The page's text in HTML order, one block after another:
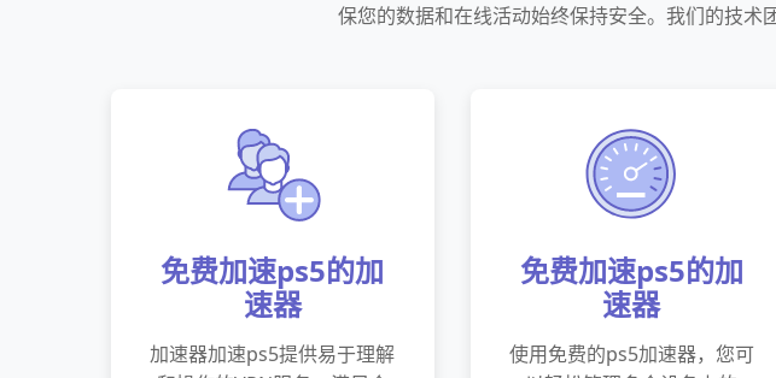
保您的数据和在线活动始终保持安全。我们的技术
免费加速ps5的加
速器
加速器加速ps5提供易于理解
免费加速ps5的加
速器
使用免费的ps5加速器，您可